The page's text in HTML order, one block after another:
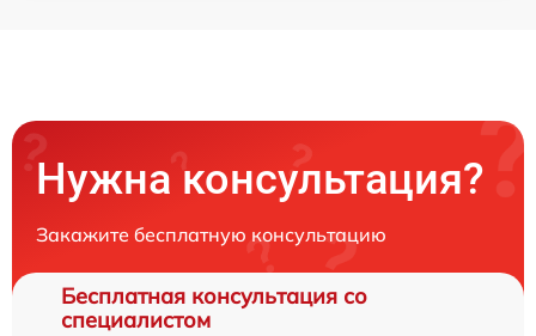
Нужна консультация?
Закажите бесплатную консультацию
Бесплатная консультация со
специалистом